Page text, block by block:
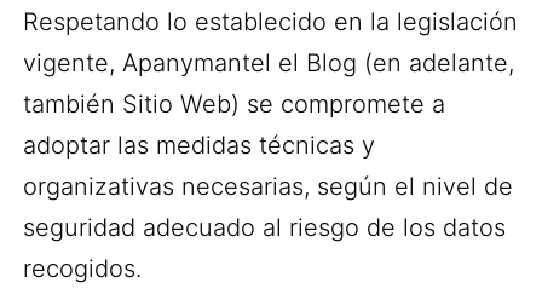
Respetando lo establecido en la legislación
vigente, Apanymantel el Blog (en adelante,
también Sitio Web) se compromete a
adoptar las medidas técnicas y
organizativas necesarias, según el nivel de
seguridad adecuado al riesgo de los datos
recogidos.